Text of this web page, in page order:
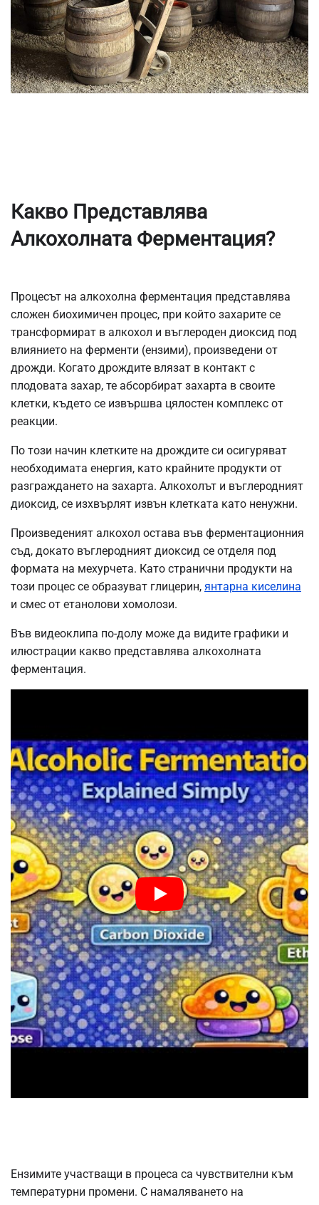
Какво Представлява
Алкохолната Ферментация?
Процесът на алкохолна ферментация представлява
сложен биохимичен процес, при който захарите се
трансформират в алкохол и въглероден диоксид под
влиянието на ферменти (ензими), произведени от
дрожди. Когато дрождите влязат в контакт с
плодовата захар, те абсорбират захарта в своите
клетки, където се извършва цялостен комплекс от
реакции.
По този начин клетките на дрождите си осигуряват
необходимата енергия, като крайните продукти от
разграждането на захарта. Алкохолът и въглеродният
диоксид, се изхвърлят извън клетката като ненужни.
Произведеният алкохол остава във ферментационния
съд, докато въглеродният диоксид се отделя под
формата на мехурчета. Като странични продукти на
този процес се образуват глицерин, янтарна киселина
и смес от етанолови хомолози.
Във видеоклипа по-долу може да видите графики и
илюстрации какво представлява алкохолната
ферментация.
Ензимите участващи в процеса са чувствителни към
температурни промени. С намаляването на